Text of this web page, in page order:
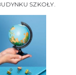
SZKOŁY.